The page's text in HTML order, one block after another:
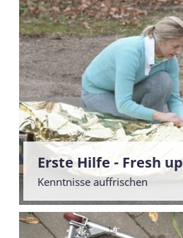
Erste Hilfe - Fresh up
Kenntnisse auffrischen